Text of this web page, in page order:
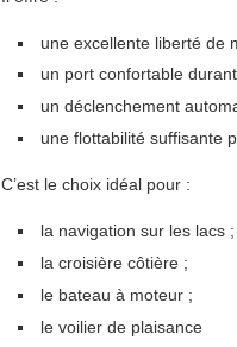
une excellente liberté de
un port confortable
un déclenchement
une flottabilité suffisante
C’est le choix idéal pour :
la navigation sur les lacs ;
la croisière côtière ;
le bateau à moteur ;
le voilier de plaisance